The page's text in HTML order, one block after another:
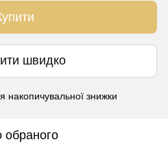
швидко
накопичувальної знижки
обраного